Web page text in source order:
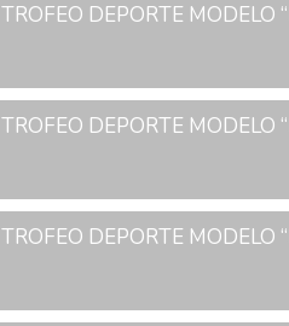
TROFEO DEPORTE MODELO
TROFEO DEPORTE MODELO
TROFEO DEPORTE MODELO